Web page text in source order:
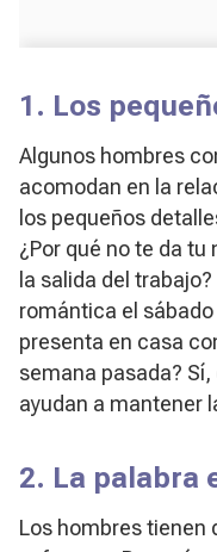
1. Los
Algunos hombres
acomodan en la
los pequeños
¿Por qué no te da tu
la salida del
romántica el
presenta en casa
semana pasada?
ayudan a mantener
2. La palabra
Los hombres tienen